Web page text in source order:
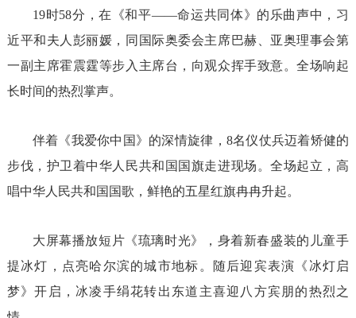
19时58分，在《和平——命运共同体》的乐曲声中，习
近平和夫人彭丽媛，同国际奥委会主席巴赫、亚奥理事会第
一副主席霍震霆等步入主席台，向观众挥手致意。全场响起
长时间的热烈掌声。
伴着《我爱你中国》的深情旋律，8名仪仗兵迈着矫健的
步伐，护卫着中华人民共和国国旗走进现场。全场起立，高
唱中华人民共和国国歌，鲜艳的五星红旗冉冉升起。
大屏幕播放短片《琉璃时光》，身着新春盛装的儿童手
提冰灯，点亮哈尔滨的城市地标。随后迎宾表演《冰灯启
梦》开启，冰凌手绢花转出东道主喜迎八方宾朋的热烈之